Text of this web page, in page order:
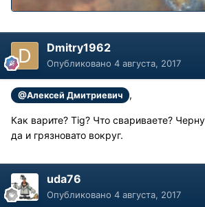
Dmitry1962
Опубликовано 4 августа, 2017
@Алексей Дмитриевич ,
Как варите? Tig? Что свариваете?
да и грязновато вокруг.
uda76
Опубликовано 4 августа, 2017